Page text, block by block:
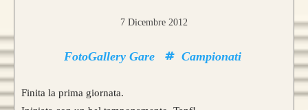
7 Dicembre 2012
FotoGallery Gare Campionati
Finita la prima giornata.